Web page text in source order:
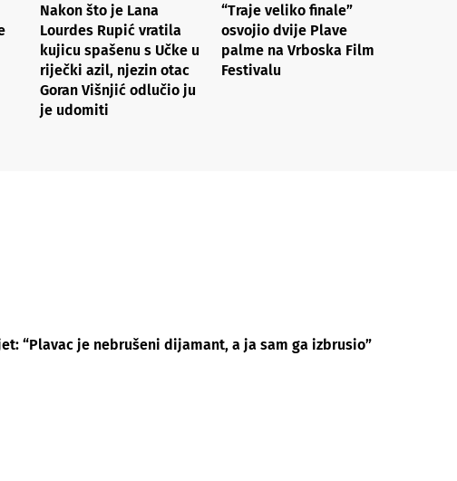
Nakon što je Lana
Lourdes Rupić vratila
kujicu spašenu s Učke u
riječki azil, njezin otac
Goran Višnjić odlučio ju
je udomiti
“Traje veliko finale”
osvojio dvije Plave
palme na Vrboska Film
Festivalu
“Plavac je nebrušeni dijamant, a ja sam ga izbrusio”